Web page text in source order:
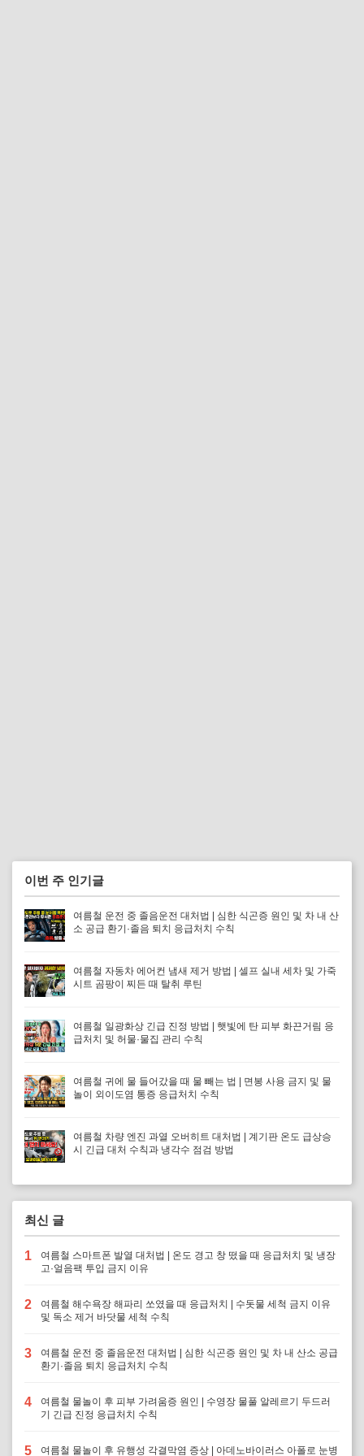
이번 주 인기글
여름철 운전 중 졸음운전 대처법 | 심한 식곤증 원인 및 차 내 산
소 공급 환기·졸음 퇴치 응급처치 수칙
여름철 자동차 에어컨 냄새 제거 방법 | 셀프 실내 세차 및 가죽
시트 곰팡이 찌든 때 탈취 루틴
여름철 일광화상 긴급 진정 방법 | 햇빛에 탄 피부 화끈거림 응
급처치 및 허물·물집 관리 수칙
여름철 귀에 물 들어갔을 때 물 빼는 법 | 면봉 사용 금지 및 물
놀이 외이도염 통증 응급처치 수칙
여름철 차량 엔진 과열 오버히트 대처법 | 계기판 온도 급상승
시 긴급 대처 수칙과 냉각수 점검 방법
최신 글
1
여름철 스마트폰 발열 대처법 | 온도 경고 창 떴을 때 응급처치 및 냉장
고·얼음팩 투입 금지 이유
2
여름철 해수욕장 해파리 쏘였을 때 응급처치 | 수돗물 세척 금지 이유
및 독소 제거 바닷물 세척 수칙
3
여름철 운전 중 졸음운전 대처법 | 심한 식곤증 원인 및 차 내 산소 공급
환기·졸음 퇴치 응급처치 수칙
4
여름철 물놀이 후 피부 가려움증 원인 | 수영장 물풀 알레르기 두드러
기 긴급 진정 응급처치 수칙
5 여름철 물놀이 후 유행성 각결막염 증상 | 아데노바이러스 아폴로 눈병